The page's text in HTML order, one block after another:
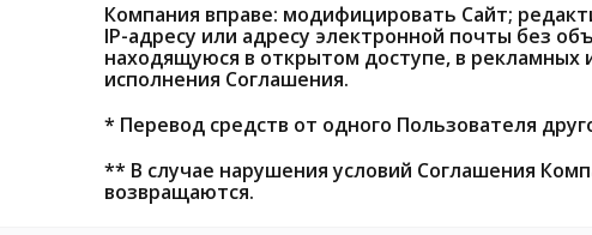
Компания вправе: модифицировать Сайт;
IP-адресу или адресу электронной почты без
находящуюся в открытом доступе, в рекламных
исполнения Соглашения.
* Перевод средств от одного Пользователя
** В случае нарушения условий Соглашения
возвращаются.